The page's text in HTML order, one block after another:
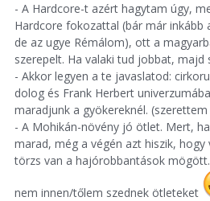
- A Hardcore-t azért hagytam úgy,
Hardcore fokozattal (bár már
de az ugye Rémálom), ott a
szerepelt. Ha valaki tud jobbat, majd
- Akkor legyen a te javaslatod:
dolog és Frank Herbert
maradjunk a gyökereknél.
- A Mohikán-növény jó ötlet. Mert,
marad, még a végén azt hiszik, hogy
törzs van a hajórobbantások
nem innen/tőlem szednek ötleteket